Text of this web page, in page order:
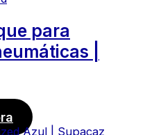
para
|